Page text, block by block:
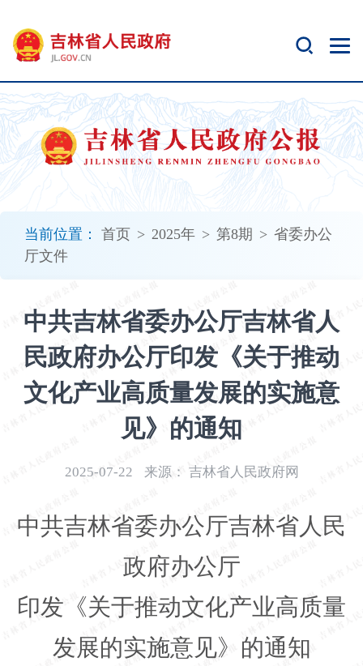
当前位置： 首页 > 2025年 > 第8期 > 省委办公
厅文件
中共吉林省委办公厅吉林省人
民政府办公厅印发《关于推动
文化产业高质量发展的实施意
见》的通知
2025-07-22 来源： 吉林省人民政府网
中共吉林省委办公厅吉林省人民
政府办公厅
印发《关于推动文化产业高质量
发展的实施意见》的通知
开
无
障
碍
说
明
加